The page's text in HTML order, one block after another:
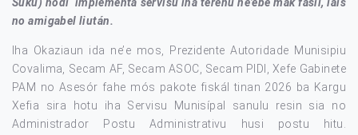
Suku) hodi implementa servisu iha terenu ne’ebé mak fasil, lais
no amigabel liután.
Iha Okaziaun ida ne’e mos, Prezidente Autoridade Munisipiu
Covalima, Secam AF, Secam ASOC, Secam PIDI, Xefe Gabinete
PAM no Asesór fahe mós pakote fiskál tinan 2026 ba Kargu
Xefia sira hotu iha Servisu Munisípal sanulu resin sia no
Administrador Postu Administrativu husi postu hitu.